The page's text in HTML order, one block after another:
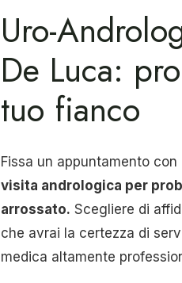
Uro-
De Luca:
tuo fianco
Fissa un appuntamento
visita andrologica per
arrossato. Scegliere di
che avrai la certezza di
medica altamente